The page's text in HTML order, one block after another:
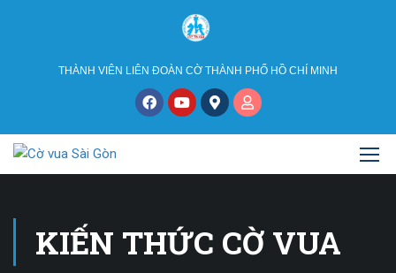
THÀNH VIÊN LIÊN ĐOÀN CỜ THÀNH PHỐ HỒ CHÍ MINH
KIẾN THỨC CỜ VUA